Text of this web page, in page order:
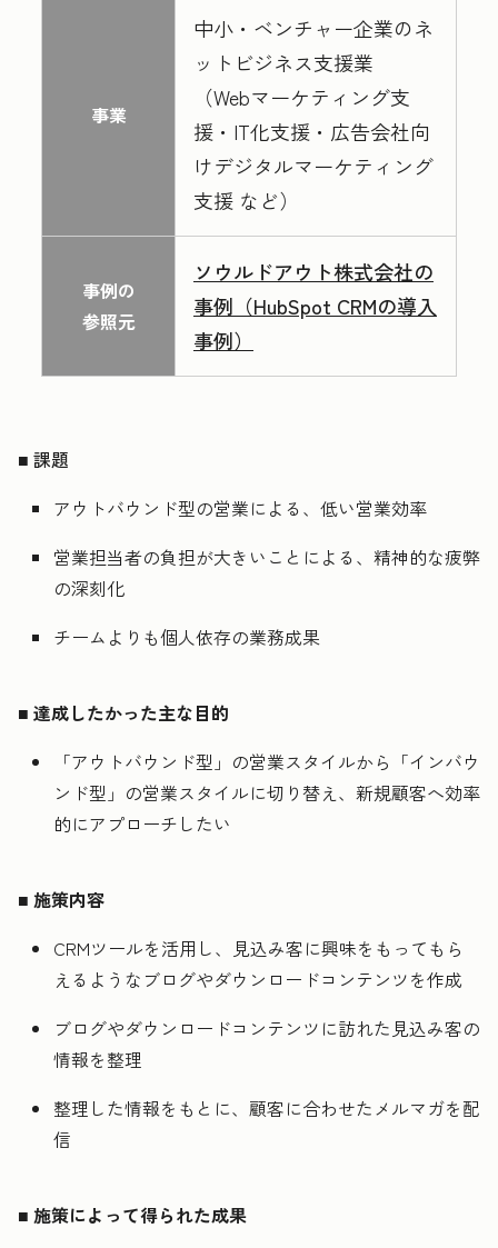
事業
中小・ベンチャー企業のネ
ットビジネス支援業
（Webマーケティング支
援・IT化支援・広告会社向
けデジタルマーケティング
支援 など）
事例の
参照元
ソウルドアウト株式会社の
事例（HubSpot CRMの導入
事例）
■ 課題
アウトバウンド型の営業による、低い営業効率
営業担当者の負担が大きいことによる、精神的な疲弊
の深刻化
チームよりも個人依存の業務成果
■ 達成したかった主な目的
「アウトバウンド型」の営業スタイルから「インバウ
ンド型」の営業スタイルに切り替え、新規顧客へ効率
的にアプローチしたい
■ 施策内容
CRMツールを活用し、見込み客に興味をもってもら
えるようなブログやダウンロードコンテンツを作成
ブログやダウンロードコンテンツに訪れた見込み客の
情報を整理
整理した情報をもとに、顧客に合わせたメルマガを配
信
■ 施策によって得られた成果